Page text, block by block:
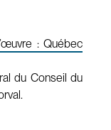
: Québec
du Conseil du